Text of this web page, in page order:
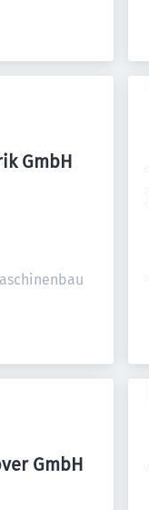
GmbH
GmbH